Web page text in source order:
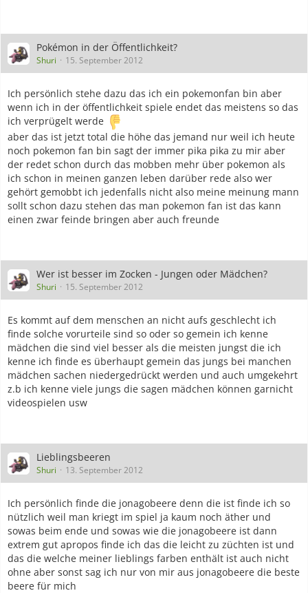
Pokémon in der Öffentlichkeit?
Shuri 15. September 2012
Ich persönlich stehe dazu das ich ein pokemonfan bin aber
wenn ich in der öffentlichkeit spiele endet das meistens so das
ich verprügelt werde
aber das ist jetzt total die höhe das jemand nur weil ich heute
noch pokemon fan bin sagt der immer pika pika zu mir aber
der redet schon durch das mobben mehr über pokemon als
ich schon in meinen ganzen leben darüber rede also wer
gehört gemobbt ich jedenfalls nicht also meine meinung mann
sollt schon dazu stehen das man pokemon fan ist das kann
einen zwar feinde bringen aber auch freunde
Wer ist besser im Zocken - Jungen oder Mädchen?
Shuri 15. September 2012
Es kommt auf dem menschen an nicht aufs geschlecht ich
finde solche vorurteile sind so oder so gemein ich kenne
mädchen die sind viel besser als die meisten jungst die ich
kenne ich finde es überhaupt gemein das jungs bei manchen
mädchen sachen niedergedrückt werden und auch umgekehrt
z.b ich kenne viele jungs die sagen mädchen können garnicht
videospielen usw
Lieblingsbeeren
Shuri 13. September 2012
Ich persönlich finde die jonagobeere denn die ist finde ich so
nützlich weil man kriegt im spiel ja kaum noch äther und
sowas beim ende und sowas wie die jonagobeere ist dann
extrem gut apropos finde ich das die leicht zu züchten ist und
das die welche meiner lieblings farben enthält ist auch nicht
ohne aber sonst sag ich nur von mir aus jonagobeere die beste
beere für mich